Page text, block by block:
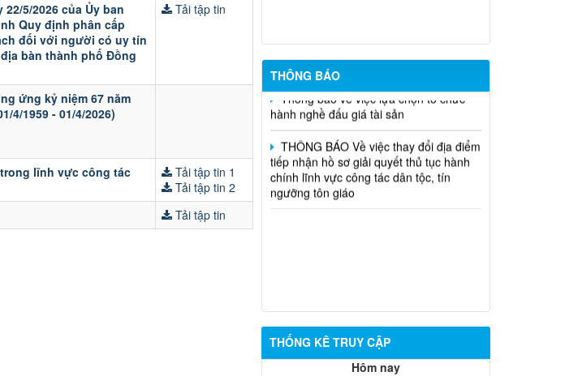
5/2026 của Ủy ban
Quy định phân cấp
đối với người có uy tín
bàn thành phố Đồng
Tải tập tin
ứng kỷ niệm 67 năm
4/1959 - 01/4/2026)
lĩnh vực công tác
Tải tập tin 1
Tải tập tin 2
Tải tập tin
THÔNG BÁO
Thông báo kết quả lựa chọn tổ chức
hành nghề đấu giá tài sản
Thông báo về việc lựa chọn tổ chức
hành nghề đấu giá tài sản
THÔNG BÁO Về việc thay đổi địa điểm
tiếp nhận hồ sơ giải quyết thủ tục hành
chính lĩnh vực công tác dân tộc, tín
ngưỡng tôn giáo
THỐNG KÊ TRUY CẬP
Hôm nay